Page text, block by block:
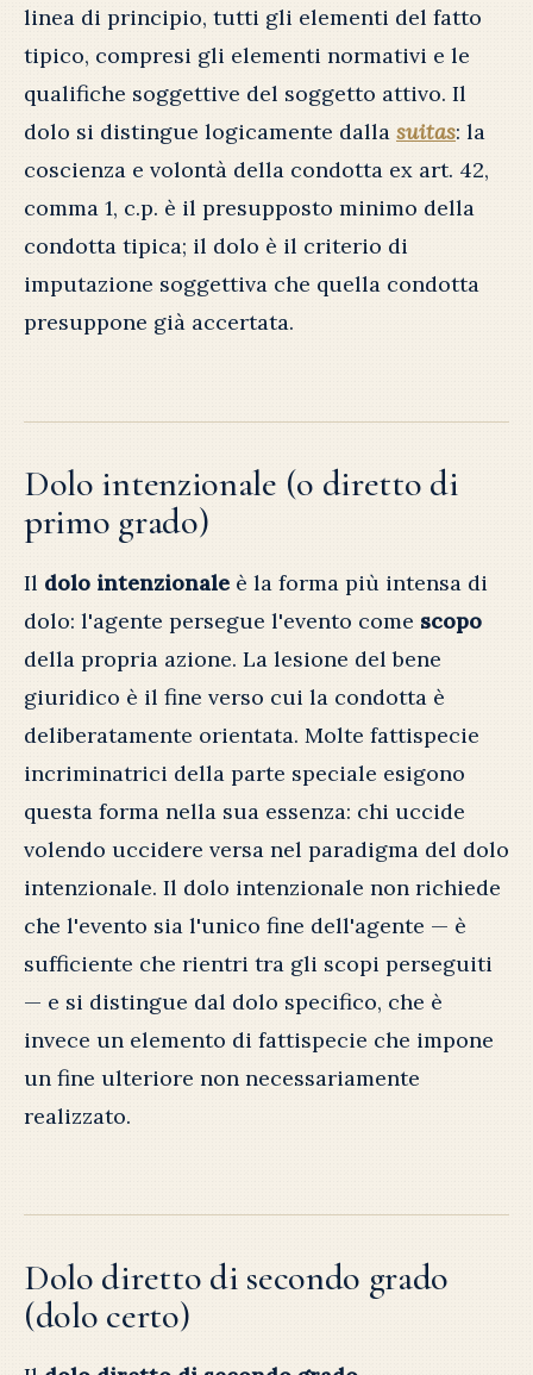
linea di principio, tutti gli elementi del fatto
tipico, compresi gli elementi normativi e le
qualifiche soggettive del soggetto attivo. Il
dolo si distingue logicamente dalla suitas: la
coscienza e volontà della condotta ex art. 42,
comma 1, c.p. è il presupposto minimo della
condotta tipica; il dolo è il criterio di
imputazione soggettiva che quella condotta
presuppone già accertata.
Dolo intenzionale (o diretto di
primo grado)
Il dolo intenzionale è la forma più intensa di
dolo: l'agente persegue l'evento come scopo
della propria azione. La lesione del bene
giuridico è il fine verso cui la condotta è
deliberatamente orientata. Molte fattispecie
incriminatrici della parte speciale esigono
questa forma nella sua essenza: chi uccide
volendo uccidere versa nel paradigma del dolo
intenzionale. Il dolo intenzionale non richiede
che l'evento sia l'unico fine dell'agente — è
sufficiente che rientri tra gli scopi perseguiti
— e si distingue dal dolo specifico, che è
invece un elemento di fattispecie che impone
un fine ulteriore non necessariamente
realizzato.
Dolo diretto di secondo grado
(dolo certo)